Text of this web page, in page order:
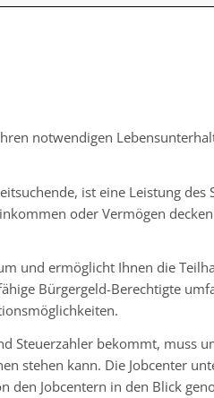
notwendigen
ist eine Leistung des
oder Vermögen
und ermöglicht Ihnen die
Bürgergeld-Berechtigte
Steuerzahler bekommt, muss
stehen kann. Die Jobcenter
Jobcentern in den Blick